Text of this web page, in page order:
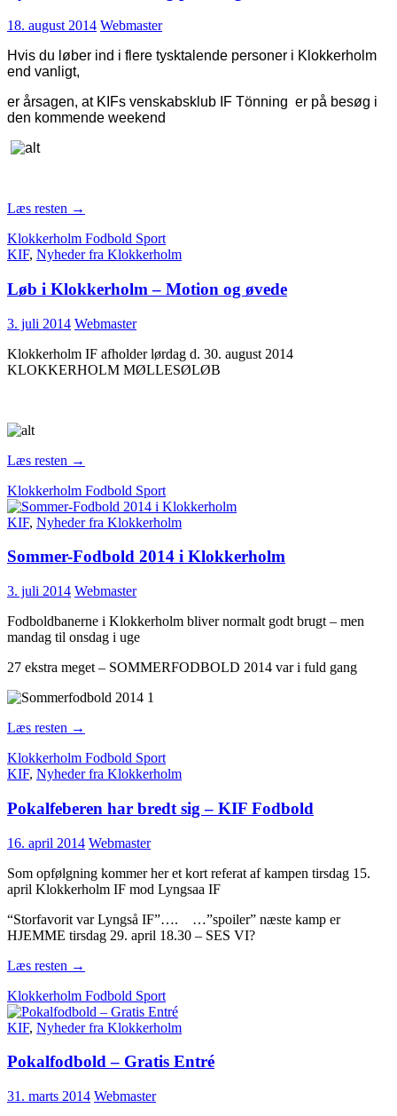
18. august 2014 Webmaster
Hvis du løber ind i flere tysktalende personer i Klokkerholm
end vanligt,
er årsagen, at KIFs venskabsklub IF Tönning er på besøg i
den kommende weekend
Læs resten →
Klokkerholm Fodbold Sport
KIF, Nyheder fra Klokkerholm
Løb i Klokkerholm – Motion og øvede
3. juli 2014 Webmaster
Klokkerholm IF afholder lørdag d. 30. august 2014
KLOKKERHOLM MØLLESØLØB
Læs resten →
Klokkerholm Fodbold Sport
KIF, Nyheder fra Klokkerholm
Sommer-Fodbold 2014 i Klokkerholm
3. juli 2014 Webmaster
Fodboldbanerne i Klokkerholm bliver normalt godt brugt – men
mandag til onsdag i uge
27 ekstra meget – SOMMERFODBOLD 2014 var i fuld gang
Læs resten →
Klokkerholm Fodbold Sport
KIF, Nyheder fra Klokkerholm
Pokalfeberen har bredt sig – KIF Fodbold
16. april 2014 Webmaster
Som opfølgning kommer her et kort referat af kampen tirsdag 15.
april Klokkerholm IF mod Lyngsaa IF
“Storfavorit var Lyngså IF”…. …”spoiler” næste kamp er
HJEMME tirsdag 29. april 18.30 – SES VI?
Læs resten →
Klokkerholm Fodbold Sport
KIF, Nyheder fra Klokkerholm
Pokalfodbold – Gratis Entré
31. marts 2014 Webmaster